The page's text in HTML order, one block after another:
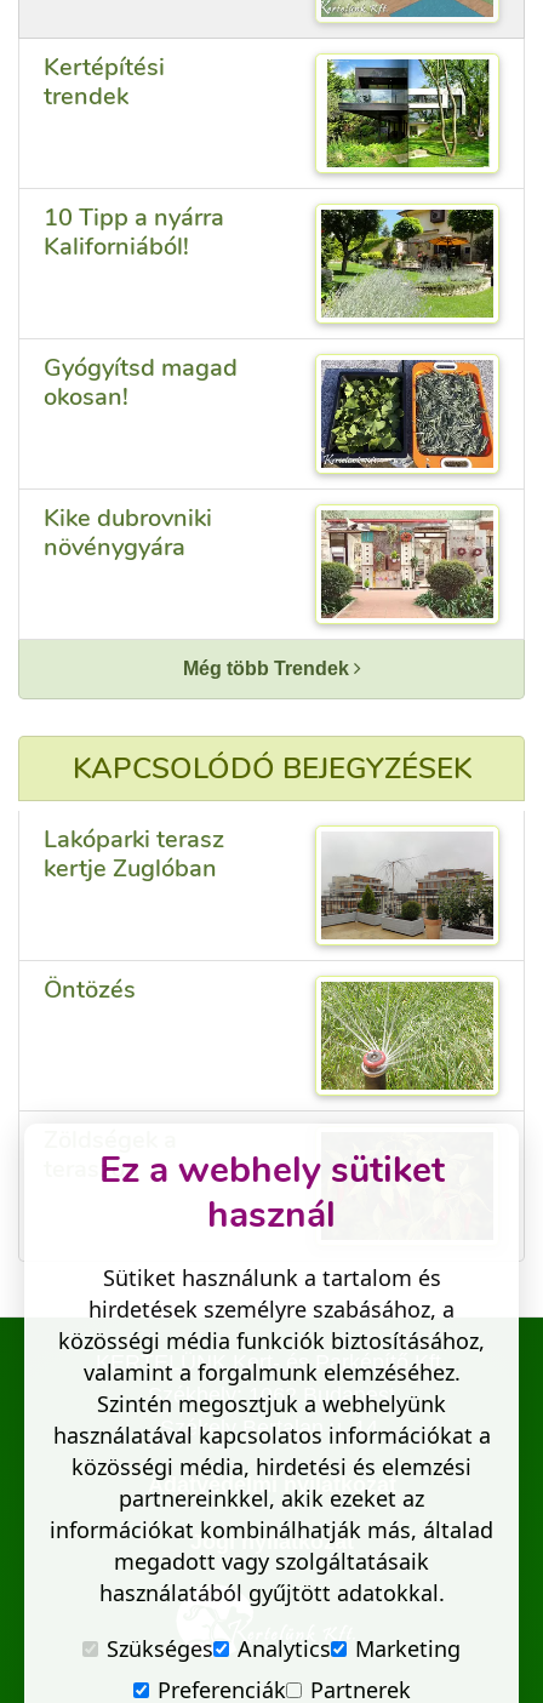
Kertépítési
trendek
10 Tipp a nyárra
Kaliforniából!
Gyógyítsd magad
okosan!
Kike dubrovniki
növénygyára
Még több Trendek
KAPCSOLÓDÓ BEJEGYZÉSEK
Lakóparki terasz
kertje Zuglóban
Öntözés
teraszon
KERTELÜNK Kert- és Parképítő Kft.
Székhely: 1062 Budapest
Székely Bertalan u. 14.
Adatvédelmi nyilatkozat
Jogi nyilatkozat
Ez a webhely sütiket
használ
Sütiket használunk a tartalom és
hirdetések személyre szabásához, a
közösségi média funkciók biztosításához,
valamint a forgalmunk elemzéséhez.
Szintén megosztjuk a webhelyünk
használatával kapcsolatos információkat a
közösségi média, hirdetési és elemzési
partnereinkkel, akik ezeket az
információkat kombinálhatják más, általad
megadott vagy szolgáltatásaik
használatából gyűjtött adatokkal.
Szükséges
Analytics
Marketing
Preferenciák
Partnerek